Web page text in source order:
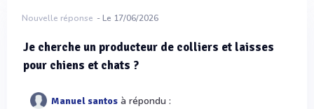
Nouvelle réponse - Le 17/06/2026
Je cherche un producteur de colliers et laisses
pour chiens et chats ?
Manuel santos à répondu :